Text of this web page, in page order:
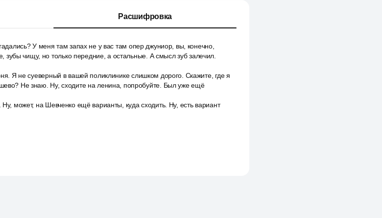
Расшифровка
У меня там запах не у вас там опер джуниор, вы, конечно,
зубы чищу, но только передние, а остальные. А смысл зуб залечил.
Я не суеверный в вашей поликлинике слишком дорого. Скажите, где я
Не знаю. Ну, сходите на ленина, попробуйте. Был уже ещё
может, на Шевченко ещё варианты, куда сходить. Ну, есть вариант